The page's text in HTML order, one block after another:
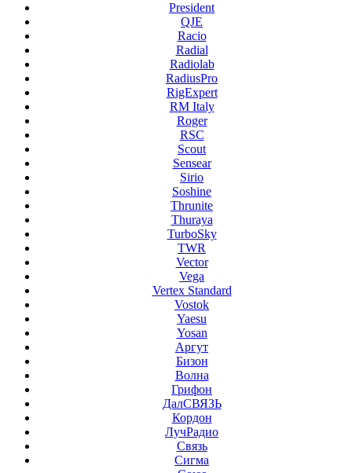
President
QJE
Racio
Radial
Radiolab
RadiusPro
RigExpert
RM Italy
Roger
RSC
Scout
Sensear
Sirio
Soshine
Thrunite
Thuraya
TurboSky
TWR
Vector
Vega
Vertex Standard
Vostok
Yaesu
Yosan
Аргут
Бизон
Волна
Грифон
ДалСВЯЗЬ
Кордон
ЛучРадио
Связь
Сигма